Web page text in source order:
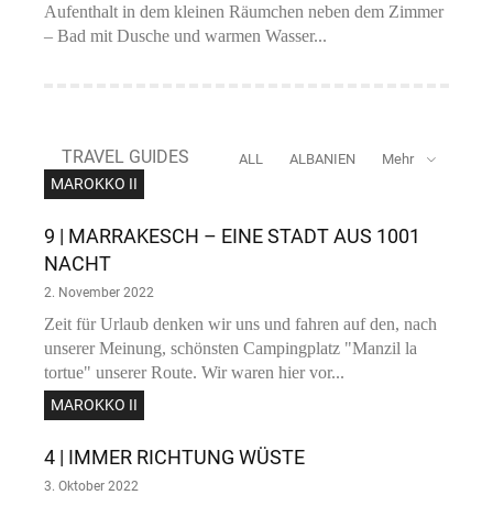
Aufenthalt in dem kleinen Räumchen neben dem Zimmer
– Bad mit Dusche und warmen Wasser...
TRAVEL GUIDES ALL ALBANIEN Mehr
MAROKKO II
9 | MARRAKESCH – EINE STADT AUS 1001
NACHT
2. November 2022
Zeit für Urlaub denken wir uns und fahren auf den, nach
unserer Meinung, schönsten Campingplatz "Manzil la
tortue" unserer Route. Wir waren hier vor...
MAROKKO II
4 | IMMER RICHTUNG WÜSTE
3. Oktober 2022